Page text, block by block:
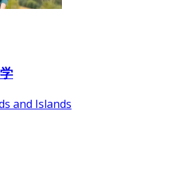
and Islands